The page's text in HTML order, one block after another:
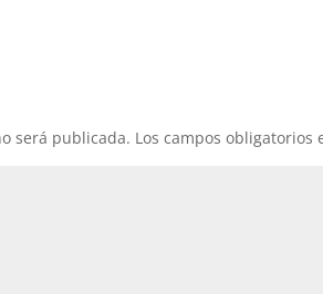
será publicada. Los campos